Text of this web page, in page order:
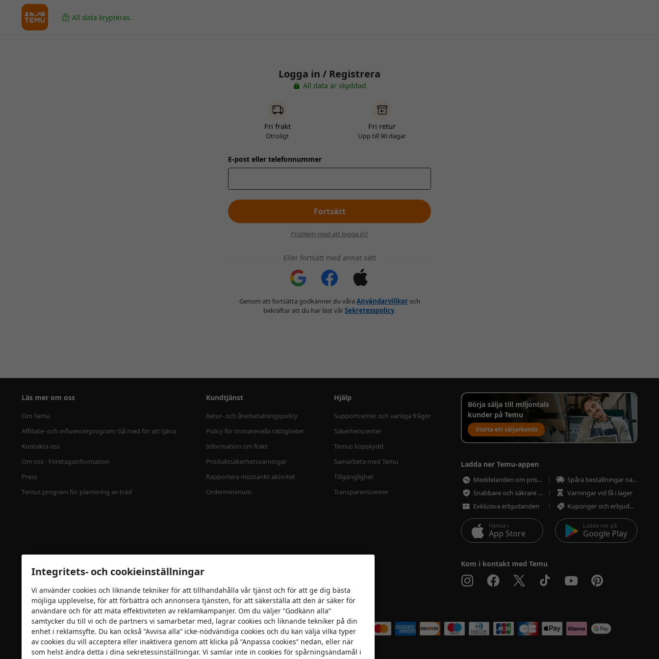
All data krypteras.
Logga in / Registrera
All data är skyddad
Fri frakt
Otroligt
Fri retur
Upp till 90 dagar
E-post eller telefonnummer
Fortsätt
Problem med att logga in?
Eller fortsätt med annat sätt
Genom att fortsätta godkänner du våra Användarvillkoroch
bekräftar att du har läst vårSekretesspolicy.
Läs mer om oss
Om Temu
Affiliate- och influencerprogram: Gå med för att tjäna
Kontakta oss
Om oss - Företagsinformation
Press
Temus program för plantering av träd
Kundtjänst
Retur- och återbetalningspolicy
Policy för immateriella rättigheter
Information om frakt
Produktsäkerhetsvarningar
Rapportera misstänkt aktivitet
Orderminimum
Hjälp
Supportcenter och vanliga frågor
Säkerhetscenter
Temus köpskydd
Samarbeta med Temu
Tillgänglighet
Transparenscenter
Börja sälja till miljontals
kunder på Temu
Starta ett säljarkonto
Ladda ner Temu-appen
Meddelanden om prissänkningar
Spåra beställningar närsomhelst
Snabbare och säkrare betalning
Varningar vid få i lager
Exklusiva erbjudanden
Kuponger och erbjudanden
Hämta i
App Store
Ladda ner på
Google Play
Kom i kontakt med Temu
Säkerhetscertifiering Vi accepterar
Integritets- och cookieinställningar
Vi använder cookies och liknande tekniker för att tillhandahålla vår tjänst och för att ge dig bästa
möjliga upplevelse, för att förbättra och annonsera tjänsten, för att säkerställa att den är säker för
användare och för att mäta effektiviteten av reklamkampanjer. Om du väljer ”Godkänn alla”
samtycker du till vi och de partners vi samarbetar med, lagrar cookies och liknande tekniker på din
enhet i reklamsyfte. Du kan också ”Avvisa alla” icke-nödvändiga cookies och du kan välja vilka typer
av cookies du vill acceptera eller inaktivera genom att klicka på ”Anpassa cookies” nedan, eller när
som helst ändra detta i dina sekretessinställningar. Vi samlar inte in cookies för spårningsändamål i